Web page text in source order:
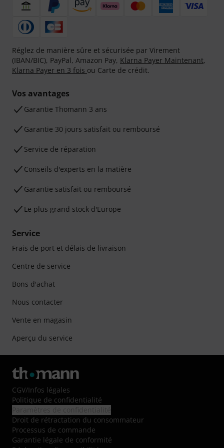
Réglez de manière sûre et sécurisée par Virement
(IBAN/BIC), PayPal, Amazon Pay, Klarna Payer Maintenant,
Klarna Payer en 3 fois ou Carte de crédit.
Vos avantages
Ga­ran­tie Thomann 3 ans
Garantie 30 jours satisfait ou remboursé
Service de réparation
Conseils d'experts en la matière
Garantie satisfait ou remboursé
Le plus grand stock d'Europe
Service
Frais de port et délais de livraison
Centre de service
Bons d'achat
Nous contacter
Vente en magasin
Aperçu du service
CGV/Infos légales
Politique de confidentialité
Droit de rétractation du consommateur
Processus de commande
Garantie légale de conformité